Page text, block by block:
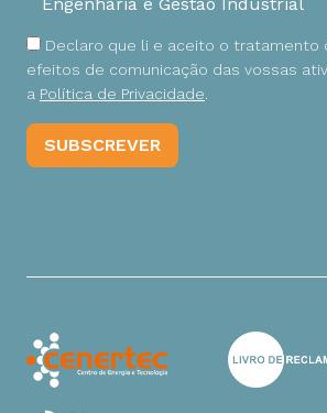
Declaro que li e aceito o tratamento
efeitos de comunicação das vossas
a Política de Privacidade